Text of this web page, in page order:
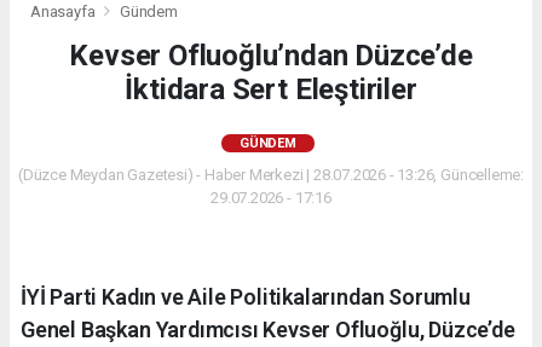
Anasayfa Gündem
Kevser Ofluoğlu’ndan Düzce’de
İktidara Sert Eleştiriler
GÜNDEM
(Düzce Meydan Gazetesi) - Haber Merkezi | 28.07.2026 - 13:26, Güncelleme:
29.07.2026 - 17:16
İYİ Parti Kadın ve Aile Politikalarından Sorumlu
Genel Başkan Yardımcısı Kevser Ofluoğlu, Düzce’de